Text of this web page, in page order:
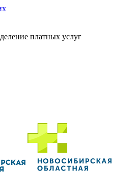
платных услуг